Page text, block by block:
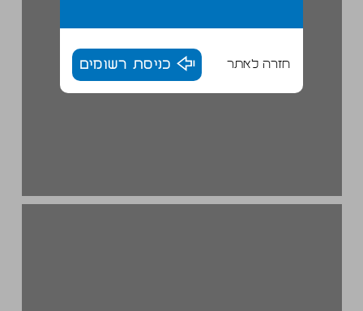
חזרה לאתר כניסת רשומים